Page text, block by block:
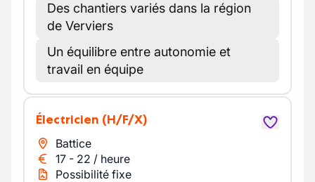
Des chantiers variés dans la région
de Verviers
Un équilibre entre autonomie et
travail en équipe
Électricien (H/F/X)
Battice
17 - 22 / heure
Possibilité fixe